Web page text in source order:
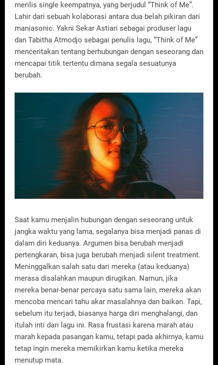
merilis single keempatnya, yang berjudul “Think of Me”.
Lahir dari sebuah kolaborasi antara dua belah pikiran dari
maniasonic. Yakni Sekar Astiari sebagai produser lagu
dan Tabitha Atmodjo sebagai penulis lagu, “Think of Me”
menceritakan tentang berhubungan dengan seseorang dan
mencapai titik tertentu dimana segala sesuatunya
berubah.
Saat kamu menjalin hubungan dengan seseorang untuk
jangka waktu yang lama, segalanya bisa menjadi panas di
dalam diri keduanya. Argumen bisa berubah menjadi
pertengkaran, bisa juga berubah menjadi silent treatment.
Meninggalkan salah satu dari mereka (atau keduanya)
merasa disalahkan maupun dirugikan. Namun, jika
mereka benar-benar percaya satu sama lain, mereka akan
mencoba mencari tahu akar masalahnya dan baikan. Tapi,
sebelum itu terjadi, biasanya harga diri menghalangi, dan
itulah inti dari lagu ini. Rasa frustasi karena marah atau
marah kepada pasangan kamu, tetapi pada akhirnya, kamu
tetap ingin mereka memikirkan kamu ketika mereka
menutup mata.